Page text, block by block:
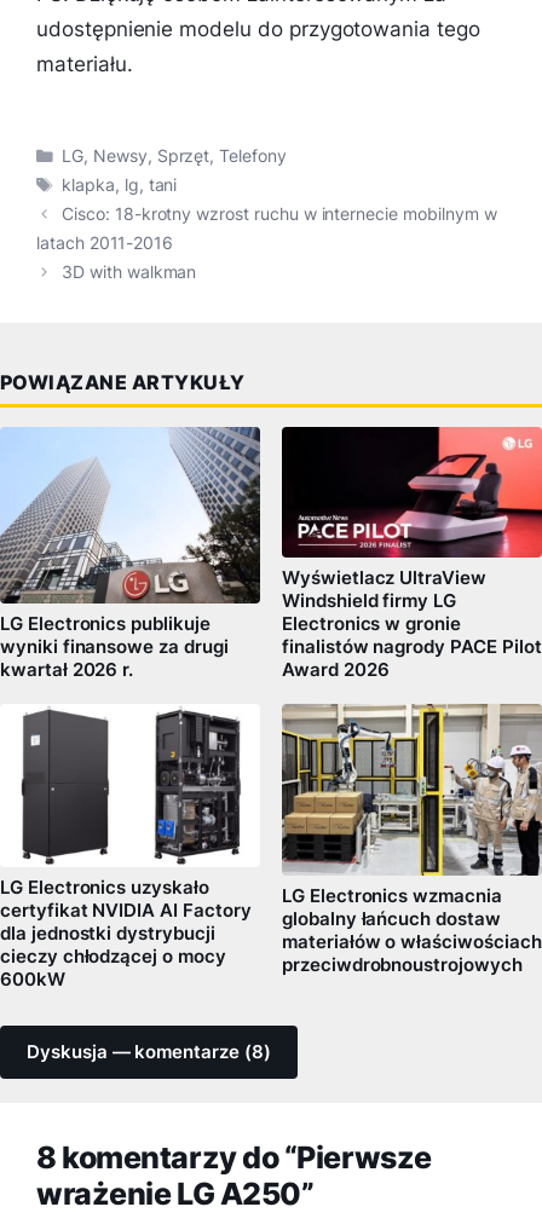
udostępnienie modelu do przygotowania tego
materiału.
Kategorie
LG, Newsy, Sprzęt,Telefony
Tagi
klapka, lg, tani
Cisco: 18-krotny wzrost ruchu w internecie mobilnym w
latach 2011-2016
3D with walkman
POWIĄZANE ARTYKUŁY
LG Electronics publikuje
wyniki finansowe za drugi
kwartał 2026 r.
Wyświetlacz UltraView
Windshield firmy LG
Electronics w gronie
finalistów nagrody PACE Pilot
Award 2026
LG Electronics uzyskało
certyfikat NVIDIA AI Factory
dla jednostki dystrybucji
cieczy chłodzącej o mocy
600kW
LG Electronics wzmacnia
globalny łańcuch dostaw
materiałów o właściwościach
przeciwdrobnoustrojowych
Dyskusja — komentarze (8)
8 komentarzy do “Pierwsze
wrażenie LG A250”